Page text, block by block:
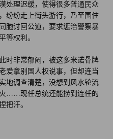
处理迟缓，使得很多普通民众
纷纷走上街头游行，乃至围住
胞讨回公道，要求惩治警察暴
等权利。
时非常郁闷，被这多米诺骨牌
爱拿别国人权说事，但却连当
地调查清楚，没想到风水轮流
……现任总统还能捞到连任的
把汗。